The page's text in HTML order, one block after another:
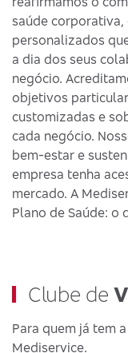
saúde
personalizados
a dia dos seus
negócio.
objetivos
customizadas e
cada negócio.
bem-estar e
empresa tenha
mercado. A
Plano de Saúde: o
Clube de
Para quem já tem
Mediservice.